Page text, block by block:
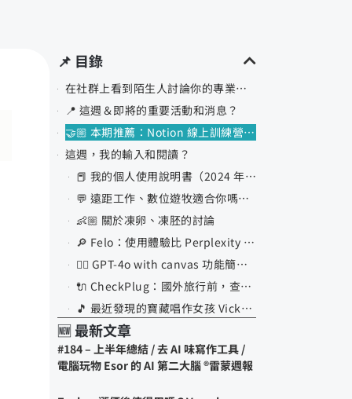
📌 目錄
在社群上看到陌生人討論你的專業，你會去回應＆教學嗎？
📍 這週＆即將的重要活動和消息？
🤝🏼 本期推薦：Notion 線上訓練營第九屆
這週，我的輸入和閱讀？
📕 我的個人使用說明書（2024 年版本）
💬 遠距工作、數位遊牧適合你嗎？3 個問題測驗、7 年實踐經驗分享
👶🏼 關於凍卵、凍胚的討論
🔎 Felo：使用體驗比 Perplexity 好的 AI 搜尋工具
✍🏼 GPT-4o with canvas 功能簡單解說
🔌 CheckPlug：國外旅行前，查詢充電轉換插頭網頁工具
🎵 最近發現的寶藏唱作女孩 Vicky 宣宣
回顧・這一週思考和啟發
本期週報相關的本站文章
🆕 最新文章
#184 – 上半年總結 / 去 AI 味寫作工具 /
電腦玩物 Esor 的 AI 第二大腦 ®️雷蒙週報